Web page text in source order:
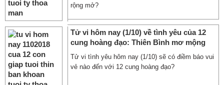
rộng mở?
Tử vi hôm nay (1/10) về tình yêu của 12
cung hoàng đạo: Thiên Bình mơ mộng
Tử vi tình yêu hôm nay (1/10) sẽ có điềm báo vui
vẻ nào đến với 12 cung hoàng đạo?